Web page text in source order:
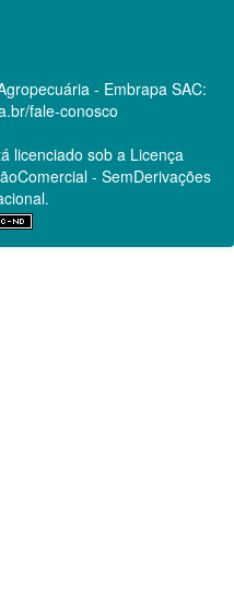
- Embrapa SAC:
fale-conosco
licenciado sob a Licença
- SemDerivações